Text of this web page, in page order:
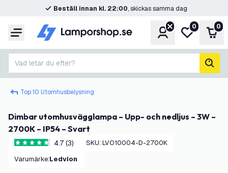
Beställ innan kl. 22:00, skickas samma dag
Meny KontoMin0 0
Vad letar du efter?
sök
Top 10 Utomhusbelysning
Dimbar utomhusvägglampa – Upp- och nedljus – 3W –
2700K – IP54 – Svart
4.7 stjärnbetyg4.7 (3) SKU: LVO10004-D-2700K
Varumärke: Ledvion